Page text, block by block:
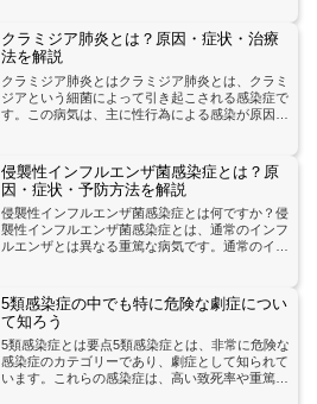
対策が求められます...
クラミジア肺炎とは？原因・症状・治療
法を解説
クラミジア肺炎とはクラミジア肺炎とは、クラミ
ジアという細菌によって引き起こされる感染症で
す。この病気は、主に性行為による感染が原因と
膜に感染し、そこから...
侵襲性インフルエンザ菌感染症とは？原
因・症状・予防方法を解説
侵襲性インフルエンザ菌感染症とは何ですか？侵
襲性インフルエンザ菌感染症とは、通常のインフ
ルエンザとは異なる重篤な病気です。通常のイン
て引き起こされます。...
5類感染症の中でも特に危険な劇症につい
て知ろう
5類感染症とは要点5類感染症とは、非常に危険な
感染症のカテゴリーであり、劇症として知られて
います。これらの感染症は、高い致死率や重篤な